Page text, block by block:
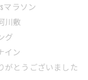
マラソン
川敷
グ
イン
がとうございました